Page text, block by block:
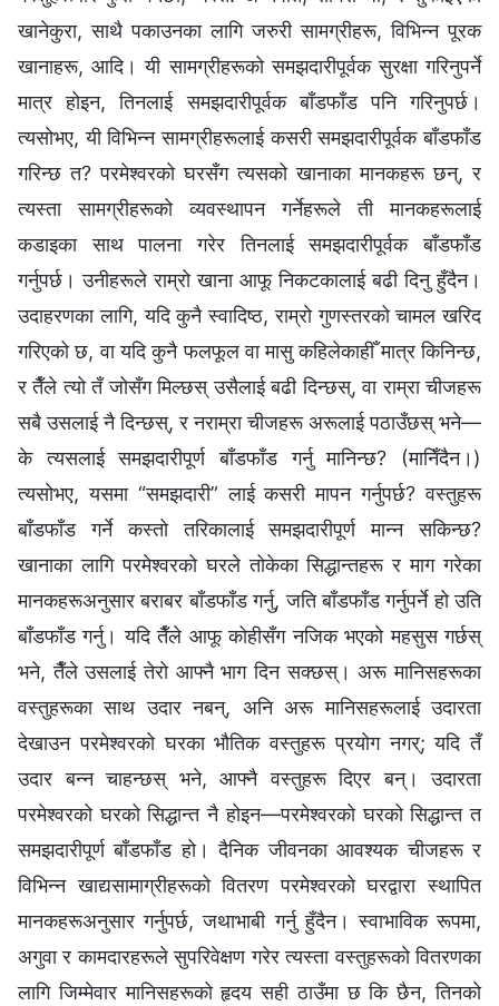
खानेकुरा, साथै पकाउनका लागि जरुरी सामग्रीहरू, विभिन्‍न पूरक
खानाहरू, आदि। यी सामग्रीहरूको समझदारीपूर्वक सुरक्षा गरिनुपर्ने
मात्र होइन, तिनलाई समझदारीपूर्वक बाँडफाँड पनि गरिनुपर्छ।
त्यसोभए, यी विभिन्‍न सामग्रीहरूलाई कसरी समझदारीपूर्वक बाँडफाँड
गरिन्छ त? परमेश्‍वरको घरसँग त्यसको खानाका मानकहरू छन्, र
त्यस्ता सामग्रीहरूको व्यवस्थापन गर्नेहरूले ती मानकहरूलाई
कडाइका साथ पालना गरेर तिनलाई समझदारीपूर्वक बाँडफाँड
गर्नुपर्छ। उनीहरूले राम्रो खाना आफू निकटकालाई बढी दिनु हुँदैन।
उदाहरणका लागि, यदि कुनै स्वादिष्ठ, राम्रो गुणस्तरको चामल खरिद
गरिएको छ, वा यदि कुनै फलफूल वा मासु कहिलेकाहीँ मात्र किनिन्छ,
र तैँले त्यो तँ जोसँग मिल्छस् उसैलाई बढी दिन्छस्, वा राम्रा चीजहरू
सबै उसलाई नै दिन्छस्, र नराम्रा चीजहरू अरूलाई पठाउँछस् भने—
के त्यसलाई समझदारीपूर्ण बाँडफाँड गर्नु मानिन्छ? (मानिँदैन।)
त्यसोभए, यसमा “समझदारी” लाई कसरी मापन गर्नुपर्छ? वस्तुहरू
बाँडफाँड गर्ने कस्तो तरिकालाई समझदारीपूर्ण मान्‍न सकिन्छ?
खानाका लागि परमेश्‍वरको घरले तोकेका सिद्धान्तहरू र माग गरेका
मानकहरूअनुसार बराबर बाँडफाँड गर्नु, जति बाँडफाँड गर्नुपर्ने हो उति
बाँडफाँड गर्नु। यदि तैँले आफू कोहीसँग नजिक भएको महसुस गर्छस्
भने, तैँले उसलाई तेरो आफ्नै भाग दिन सक्छस्। अरू मानिसहरूका
वस्तुहरूका साथ उदार नबन्, अनि अरू मानिसहरूलाई उदारता
देखाउन परमेश्‍वरको घरका भौतिक वस्तुहरू प्रयोग नगर्; यदि तँ
उदार बन्‍न चाहन्छस् भने, आफ्नै वस्तुहरू दिएर बन्। उदारता
परमेश्‍वरको घरको सिद्धान्त नै होइन—परमेश्‍वरको घरको सिद्धान्त त
समझदारीपूर्ण बाँडफाँड हो। दैनिक जीवनका आवश्यक चीजहरू र
विभिन्‍न खाद्यसामाग्रीहरूको वितरण परमेश्‍वरको घरद्वारा स्थापित
मानकहरूअनुसार गर्नुपर्छ, जथाभाबी गर्नु हुँदैन। स्वाभाविक रूपमा,
अगुवा र कामदारहरूले सुपरिवेक्षण गरेर त्यस्ता वस्तुहरूको वितरणका
लागि जिम्मेवार मानिसहरूको हृदय सही ठाउँमा छ कि छैन, तिनको